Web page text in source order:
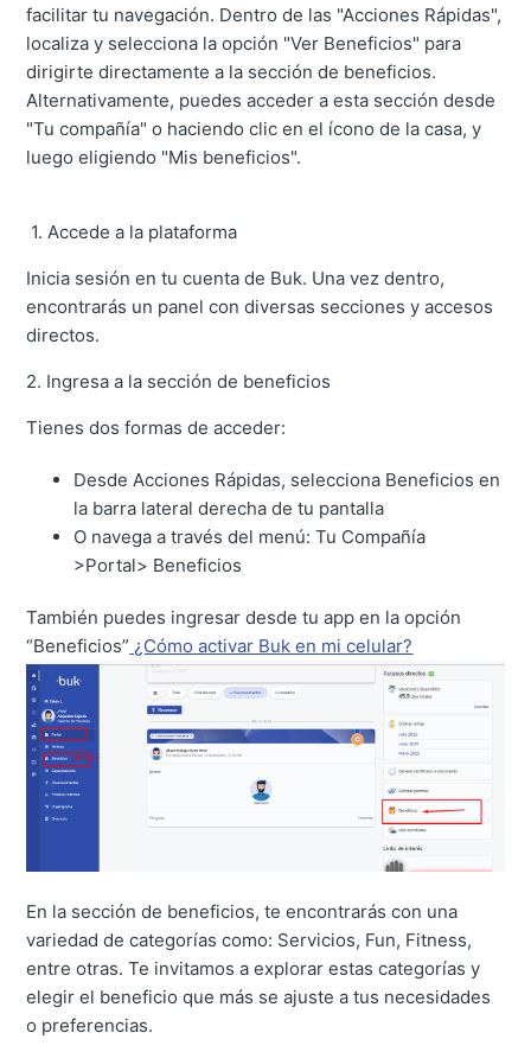
facilitar tu navegación. Dentro de las "Acciones Rápidas",
localiza y selecciona la opción "Ver Beneficios" para
dirigirte directamente a la sección de beneficios.
Alternativamente, puedes acceder a esta sección desde
"Tu compañía" o haciendo clic en el ícono de la casa, y
luego eligiendo "Mis beneficios".
1. Accede a la plataforma
Inicia sesión en tu cuenta de Buk. Una vez dentro,
encontrarás un panel con diversas secciones y accesos
directos.
2. Ingresa a la sección de beneficios
Tienes dos formas de acceder:
Desde Acciones Rápidas, selecciona Beneficios en
la barra lateral derecha de tu pantalla
O navega a través del menú: Tu Compañía
>Portal> Beneficios
También puedes ingresar desde tu app en la opción
“Beneficios” ¿Cómo activar Buk en mi celular?
En la sección de beneficios, te encontrarás con una
variedad de categorías como: Servicios, Fun, Fitness,
entre otras. Te invitamos a explorar estas categorías y
elegir el beneficio que más se ajuste a tus necesidades
o preferencias.